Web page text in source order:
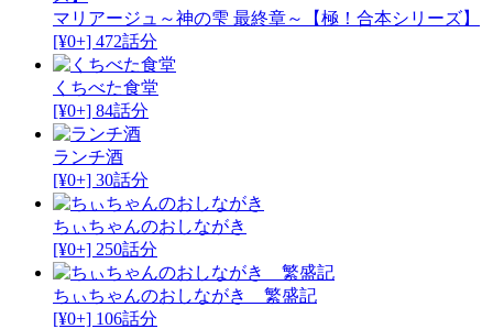
マリアージュ～神の雫 最終章～【極！合本シリーズ】
[¥0+] 472話分
くちべた食堂
[¥0+] 84話分
ランチ酒
[¥0+] 30話分
ちぃちゃんのおしながき
[¥0+] 250話分
ちぃちゃんのおしながき 繁盛記
[¥0+] 106話分